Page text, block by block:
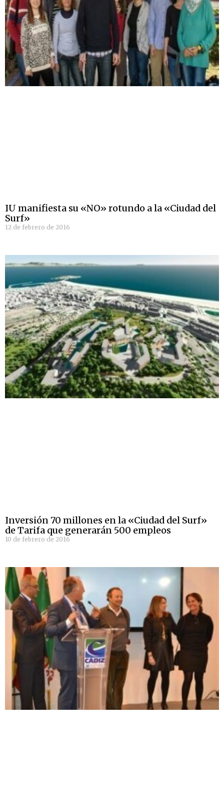
IU manifiesta su «NO» rotundo a la «Ciudad del
Surf»
12 de febrero de 2016
Inversión 70 millones en la «Ciudad del Surf»
de Tarifa que generarán 500 empleos
10 de febrero de 2016